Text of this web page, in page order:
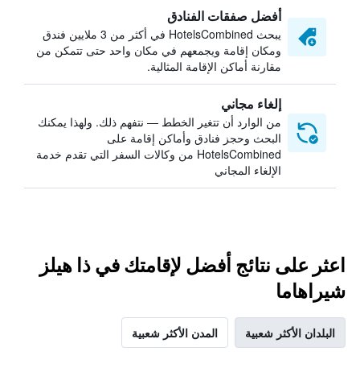
أفضل صفقات الفنادق
يبحث HotelsCombined في أكثر من 3 ملايين فندق
ومكان إقامة ويجمعهم في مكان واحد حتى تتمكن من
مقارنة أماكن الإقامة المثالية.
إلغاء مجاني
من الوارد أن تتغير الخطط — نتفهم ذلك. ولهذا يمكنك
البحث وحجز فنادق وأماكن إقامة على
HotelsCombined من وكالات السفر التي تقدم خدمة
الإلغاء المجاني
اعثر على نتائج أفضل لإقامتك في ذا هيلز
شيراهاما
البلدان الأكثر شعبية المدن الأكثر شعبية